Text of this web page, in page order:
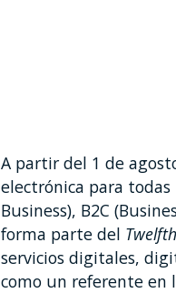
A partir del 1 de
electrónica para todas
Business), B2C
forma parte del
servicios digitales,
como un referente en